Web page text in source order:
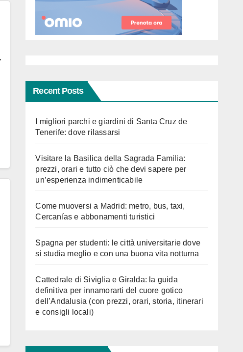
Recent Posts
I migliori parchi e giardini di Santa Cruz de
Tenerife: dove rilassarsi
Visitare la Basilica della Sagrada Familia:
prezzi, orari e tutto ciò che devi sapere per
un’esperienza indimenticabile
Come muoversi a Madrid: metro, bus, taxi,
Cercanías e abbonamenti turistici
Spagna per studenti: le città universitarie dove
si studia meglio e con una buona vita notturna
Cattedrale di Siviglia e Giralda: la guida
definitiva per innamorarti del cuore gotico
dell’Andalusia (con prezzi, orari, storia, itinerari
e consigli locali)